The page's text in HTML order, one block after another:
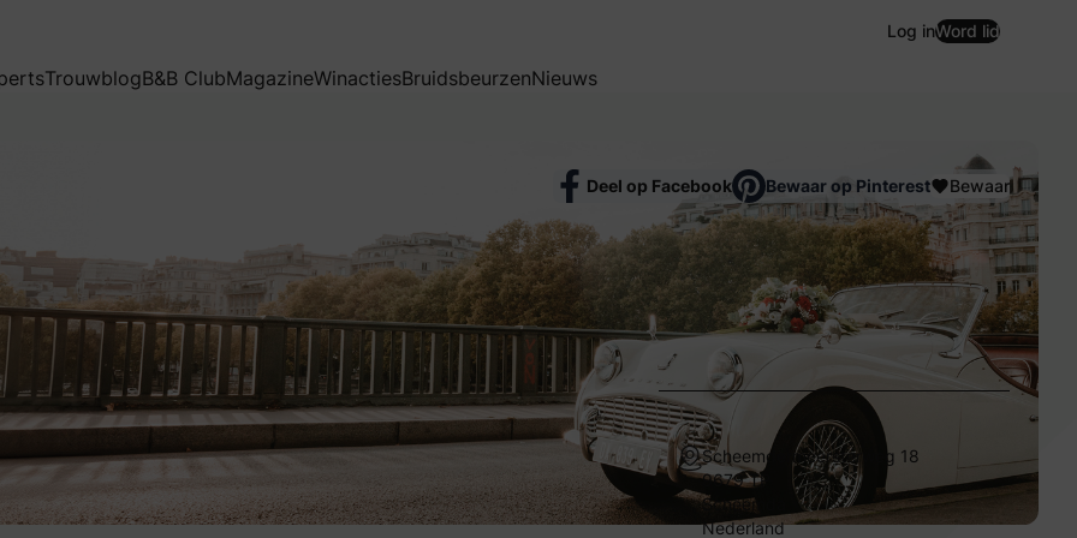
Log inWord lid
TrouwblogB&B ClubMagazineWinactiesBruidsbeurzenNieuws
Deel op Facebook Bewaar op Pinterest Bewaar
Scheemdermeersterweg 18
9679 TP
Scheemda
Nederland